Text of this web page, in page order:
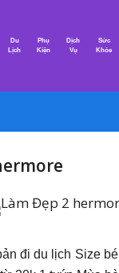
Du
Lịch
Phụ
Kiện
Dịch
Vụ
Sức
Khỏe
đi du lịch Size